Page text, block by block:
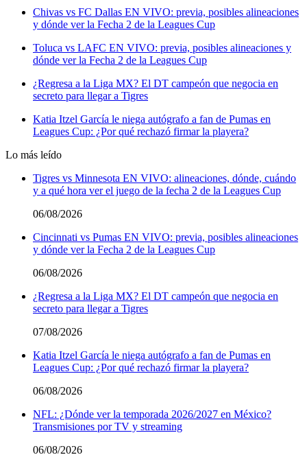
Chivas vs FC Dallas EN VIVO: previa, posibles alineaciones
y dónde ver la Fecha 2 de la Leagues Cup
Toluca vs LAFC EN VIVO: previa, posibles alineaciones y
dónde ver la Fecha 2 de la Leagues Cup
¿Regresa a la Liga MX? El DT campeón que negocia en
secreto para llegar a Tigres
Katia Itzel García le niega autógrafo a fan de Pumas en
Leagues Cup: ¿Por qué rechazó firmar la playera?
Lo más leído
Tigres vs Minnesota EN VIVO: alineaciones, dónde, cuándo
y a qué hora ver el juego de la fecha 2 de la Leagues Cup
06/08/2026
Cincinnati vs Pumas EN VIVO: previa, posibles alineaciones
y dónde ver la Fecha 2 de la Leagues Cup
06/08/2026
¿Regresa a la Liga MX? El DT campeón que negocia en
secreto para llegar a Tigres
07/08/2026
Katia Itzel García le niega autógrafo a fan de Pumas en
Leagues Cup: ¿Por qué rechazó firmar la playera?
06/08/2026
NFL: ¿Dónde ver la temporada 2026/2027 en México?
Transmisiones por TV y streaming
06/08/2026